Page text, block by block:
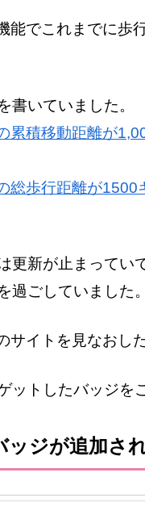
能でこれまでに歩
書いていました。
累積移動距離が
総歩行距離が1500
更新が止まってい
過ごしていました。
サイトを見なおし
ットしたバッジを
ジが追加さ